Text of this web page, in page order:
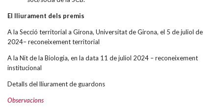
El lliurament dels premis
A la Secció territorial a Girona, Universitat de Girona, el 5 de juliol de
2024– reconeixement territorial
A la Nit de la Biologia, en la data 11 de juliol 2024 – reconeixement
institucional
Detalls del lliurament de guardons
Observacions